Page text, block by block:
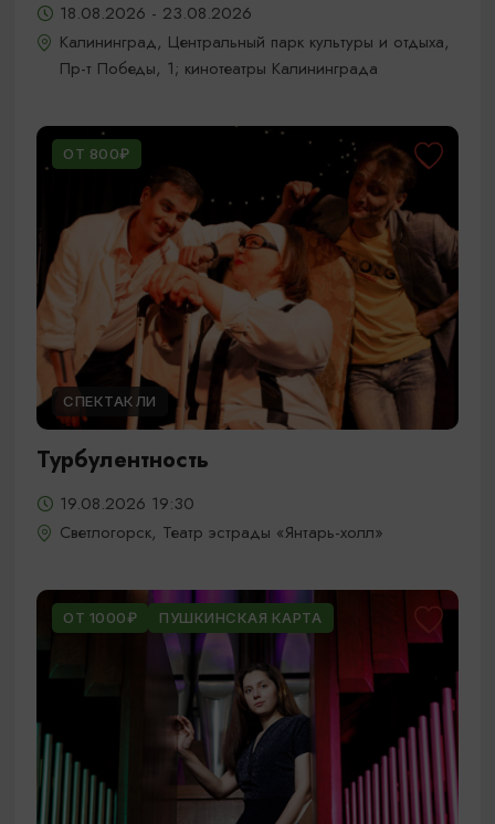
18.08.2026 - 23.08.2026
Калининград, Центральный парк культуры и отдыха,
Пр-т Победы, 1; кинотеатры Калининграда
ОТ 800₽
СПЕКТАКЛИ
Турбулентность
19.08.2026 19:30
Светлогорск, Театр эстрады «Янтарь-холл»
ОТ 1000₽ ПУШКИНСКАЯ КАРТА